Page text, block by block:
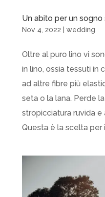
Un abito per un
Nov 4, 2022 wedding
Oltre al puro lino vi
in lino, ossia tessuti in
ad altre fibre più
seta o la lana. Perde
stropicciatura ruvida
Questa è la scelta per